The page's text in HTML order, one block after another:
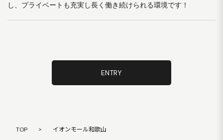
し、プライベートも充実し長く働き続けられる環境です！
ENTRY
TOP > イオンモール和歌山